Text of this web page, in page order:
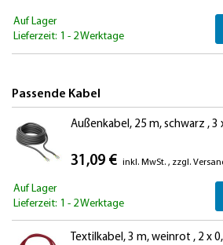
Auf Lager
Lieferzeit: 1 - 2 Werktage
Passende Kabel
Außenkabel, 25 m, schwarz , 3
31,09 € inkl. MwSt. , zzgl.
Auf Lager
Lieferzeit: 1 - 2 Werktage
Textilkabel, 3 m, weinrot , 2 x